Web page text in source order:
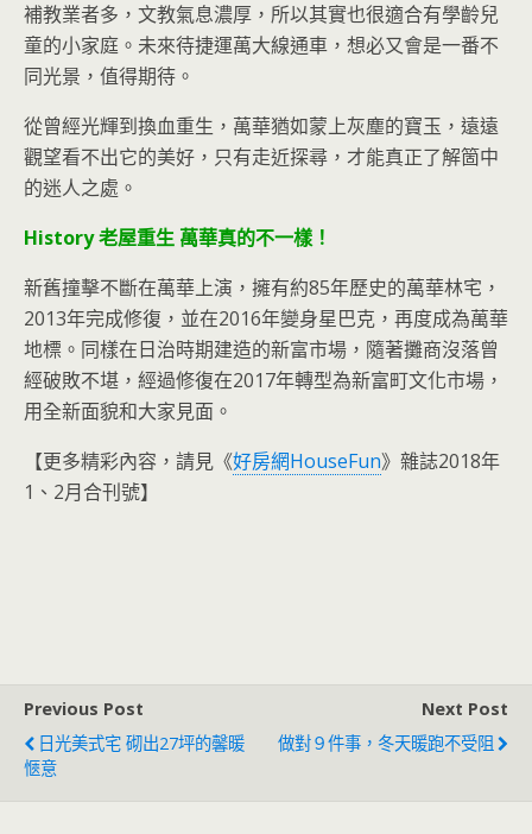
補教業者多，文教氣息濃厚，所以其實也很適合有學齡兒
童的小家庭。未來待捷運萬大線通車，想必又會是一番不
同光景，值得期待。
從曾經光輝到換血重生，萬華猶如蒙上灰塵的寶玉，遠遠
觀望看不出它的美好，只有走近探尋，才能真正了解箇中
的迷人之處。
History 老屋重生 萬華真的不一樣！
新舊撞擊不斷在萬華上演，擁有約85年歷史的萬華林宅，
2013年完成修復，並在2016年變身星巴克，再度成為萬華
地標。同樣在日治時期建造的新富市場，隨著攤商沒落曾
經破敗不堪，經過修復在2017年轉型為新富町文化市場，
用全新面貌和大家見面。
【更多精彩內容，請見《好房網HouseFun》雜誌2018年
1、2月合刊號】
Previous Post
日光美式宅 砌出27坪的馨暖
愜意
Next Post
做對９件事，冬天暖跑不受阻